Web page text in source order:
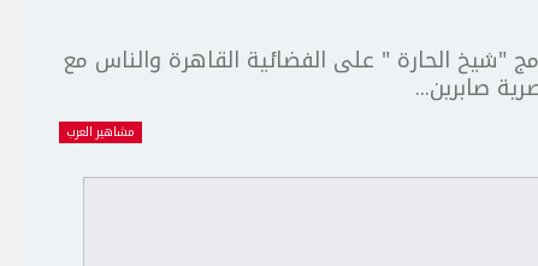
الحارة " على الفضائية القاهرة والناس مع
صابرين...
مشاهير العرب